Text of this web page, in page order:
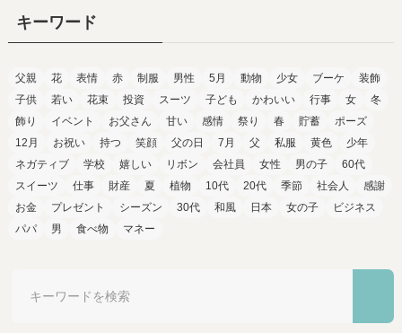
キーワード
父親 花 表情 赤 制服 男性 5月 動物 少女 ブーケ
装飾
子供
若い 花束 投資 スーツ 子ども かわいい 行事 女
冬
飾り
イベント お父さん 甘い 感情 祭り 春 貯蓄
ポーズ
12月
お祝い 持つ 笑顔 父の日 7月 父 私服 黄色
少年
ネガティブ
学校 嬉しい リボン 会社員 女性 男の子
60代
スイーツ
仕事 財産 夏 植物 10代 20代 季節 社会人
感謝
お金
プレゼント シーズン 30代 和風 日本 女の子
ビジネス
パパ
男 食べ物 マネー